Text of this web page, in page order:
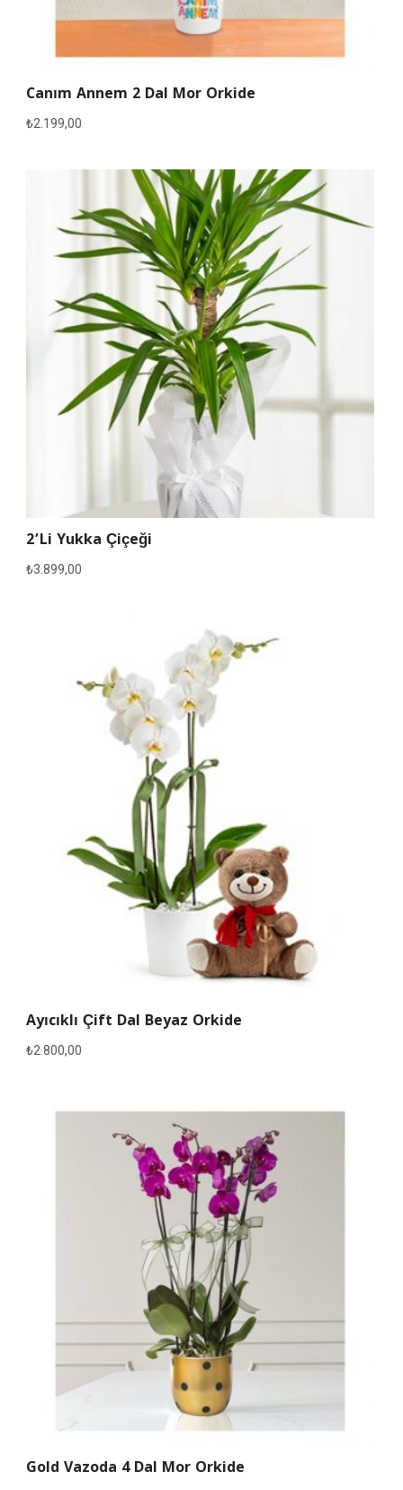
Canım Annem 2 Dal Mor Orkide
₺2.199,00
2’li Yukka Çiçeği
₺3.899,00
Ayıcıklı Çift Dal Beyaz Orkide
₺2.800,00
Gold Vazoda 4 Dal Mor Orkide